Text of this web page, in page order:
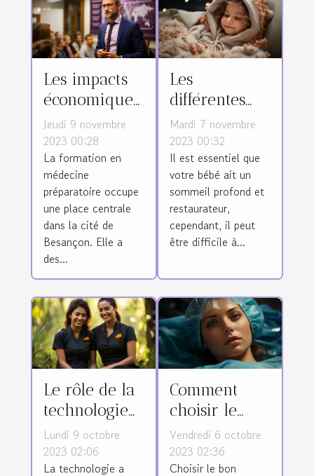
Les impacts
économiques
de la
formation en
médecine
préparatoire
à Besançon
Jeudi 9 novembre
2023 00:28
La formation en
médecine
préparatoire occupe
une place centrale
dans la cité de
Besançon. Elle a
des...
Les
différentes
méthodes
pour
favoriser le
sommeil de
votre bébé
Mardi 7 novembre
2023 00:32
Il est essentiel que
votre bébé ait un
sommeil profond et
restaurateur,
cependant, il peut
être difficile à...
Le rôle de la
technologie
dans la
promotion
des services
Lundi 9 octobre
2023 02:06
La technologie a
Comment
choisir le
meilleur
chirurgien
pour votre
Vendredi 6 octobre
2023 02:36
Choisir le bon